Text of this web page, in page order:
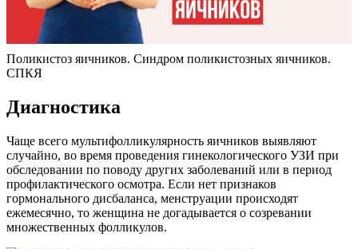
Поликистоз яичников. Синдром поликистозных яичников.
СПКЯ
Диагностика
Чаще всего мультифолликулярность яичников выявляют
случайно, во время проведения гинекологического УЗИ при
обследовании по поводу других заболеваний или в период
профилактического осмотра. Если нет признаков
гормонального дисбаланса, менструации происходят
ежемесячно, то женщина не догадывается о созревании
множественных фолликулов.